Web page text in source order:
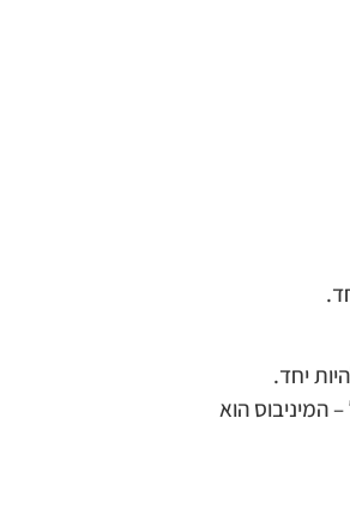
יחד.
המיניבוס הוא